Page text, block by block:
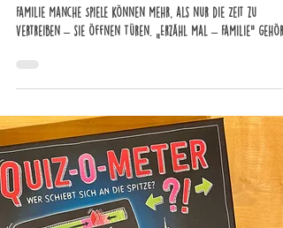
Familie Manche Spiele können mehr, als nur die Zeit zu
vertreiben – sie öffnen Türen. „Erzähl mal – Familie“ gehört
110 liebevoll gestalteten Karten Familien dazu einlädt, sich
gegenseitig besser kennenzulernen. Auf jeder Karte steht eine
spielte deine Mutter am liebsten, als sie klein war?“),